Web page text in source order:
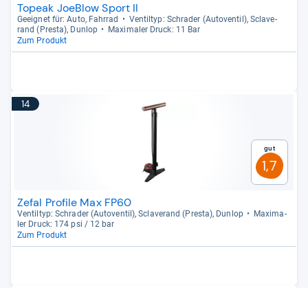
Topeak JoeBlow Sport II
Geeig­net für: Auto, Fahr­rad
Ven­til­typ: Schra­der (Auto­ven­til), Scla­ve­
rand (Presta), Dun­lop
Maxi­ma­ler Druck: 11 Bar
Zum Produkt
14
Gut
1,7
Zefal Profile Max FP60
Ven­til­typ: Schra­der (Auto­ven­til), Scla­ve­rand (Presta), Dun­lop
Maxi­ma­
ler Druck: 174 psi / 12 bar
Zum Produkt